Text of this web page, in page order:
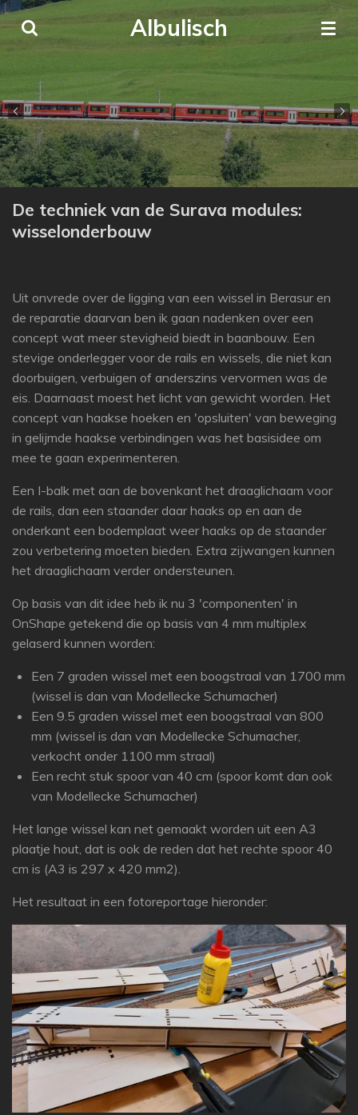
Ga
direct
hoofdinhoud
Albulisch
De techniek van de Surava modules:
wisselonderbouw
Uit onvrede over de ligging van een wissel in Berasur en
de reparatie daarvan ben ik gaan nadenken over een
concept wat meer stevigheid biedt in baanbouw. Een
stevige onderlegger voor de rails en wissels, die niet kan
doorbuigen, verbuigen of anderszins vervormen was de
eis. Daarnaast moest het licht van gewicht worden. Het
concept van haakse hoeken en 'opsluiten' van beweging
in gelijmde haakse verbindingen was het basisidee om
mee te gaan experimenteren.
Een I-balk met aan de bovenkant het draaglichaam voor
de rails, dan een staander daar haaks op en aan de
onderkant een bodemplaat weer haaks op de staander
zou verbetering moeten bieden. Extra zijwangen kunnen
het draaglichaam verder ondersteunen.
Op basis van dit idee heb ik nu 3 'componenten' in
OnShape getekend die op basis van 4 mm multiplex
gelaserd kunnen worden:
Een 7 graden wissel met een boogstraal van 1700 mm
(wissel is dan van Modellecke Schumacher)
Een 9.5 graden wissel met een boogstraal van 800
mm (wissel is dan van Modellecke Schumacher,
verkocht onder 1100 mm straal)
Een recht stuk spoor van 40 cm (spoor komt dan ook
van Modellecke Schumacher)
Het lange wissel kan net gemaakt worden uit een A3
plaatje hout, dat is ook de reden dat het rechte spoor 40
cm is (A3 is 297 x 420 mm2).
Het resultaat in een fotoreportage hieronder: